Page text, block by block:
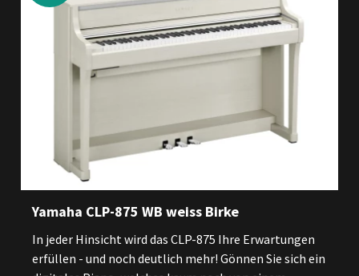
Yamaha CLP-875 WB weiss Birke
In jeder Hinsicht wird das CLP-875 Ihre Erwartungen
erfüllen - und noch deutlich mehr! Gönnen Sie sich ein